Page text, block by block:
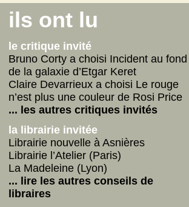
Connemara
La fabrique des pervers
Journal d'un écrivain
... lire les autres
on n'aurait pas dû
Vie de Gérard Fulmard
La tempête qui vient
Stupor Mundi
... lire les autres
internautes
Yoga
Betty
ils ont lu
le critique invité
Bruno Corty a choisi Incident au fond
de la galaxie d’Etgar Keret
Claire Devarrieux a choisi Le rouge
n’est plus une couleur de Rosi Price
... les autres critiques invités
la librairie invitée
Librairie nouvelle à Asnières
Librairie l’Atelier (Paris)
La Madeleine (Lyon)
... lire les autres conseils de
libraires